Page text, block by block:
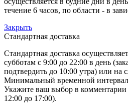
течение 6 часов, по области - в
Закрыть
Стандартная доставка
Стандартная доставка
субботам с 9:00 до 22:00 в день
подтвердить до 10:00 утра) или на
Минимальный временной интервал
Укажите ваш выбор в комментарии
12:00 до 17:00).